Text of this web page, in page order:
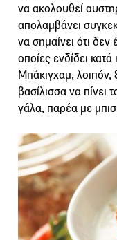
να ακολουθεί
απολαμβάνει
να σημαίνει ότι δεν
οποίες ενδίδει
Μπάκιγχαμ, λοιπόν,
βασίλισσα να πίνει
γάλα, παρέα με